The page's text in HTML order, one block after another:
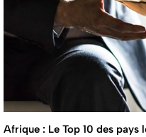
Afrique : Le Top 10 des